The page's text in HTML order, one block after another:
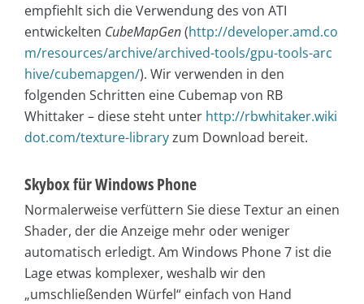
empfiehlt sich die Verwendung des von ATI
entwickelten CubeMapGen(http://developer.amd.co
m/resources/archive/archived-tools/gpu-tools-arc
hive/cubemapgen/). Wir verwenden in den
folgenden Schritten eine Cubemap von RB
Whittaker – diese steht unter http://rbwhitaker.wiki
dot.com/texture-libraryzum Download bereit.
Skybox für Windows Phone
Normalerweise verfüttern Sie diese Textur an einen
Shader, der die Anzeige mehr oder weniger
automatisch erledigt. Am Windows Phone 7 ist die
Lage etwas komplexer, weshalb wir den
„umschließenden Würfel“ einfach von Hand